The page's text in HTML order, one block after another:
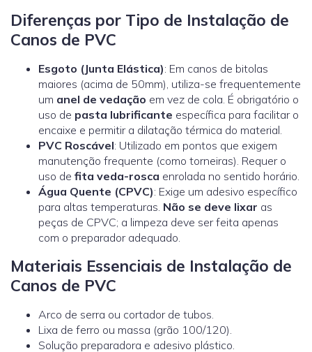
Diferenças por Tipo de Instalação de
Canos de PVC
Esgoto (Junta Elástica): Em canos de bitolas
maiores (acima de 50mm), utiliza-se frequentemente
um anel de vedação em vez de cola. É obrigatório o
uso de pasta lubrificante específica para facilitar o
encaixe e permitir a dilatação térmica do material.
PVC Roscável: Utilizado em pontos que exigem
manutenção frequente (como torneiras). Requer o
uso de fita veda-rosca enrolada no sentido horário.
Água Quente (CPVC): Exige um adesivo específico
para altas temperaturas. Não se deve lixar as
peças de CPVC; a limpeza deve ser feita apenas
com o preparador adequado.
Materiais Essenciais de Instalação de
Canos de PVC
Arco de serra ou cortador de tubos.
Lixa de ferro ou massa (grão 100/120).
Solução preparadora e adesivo plástico.